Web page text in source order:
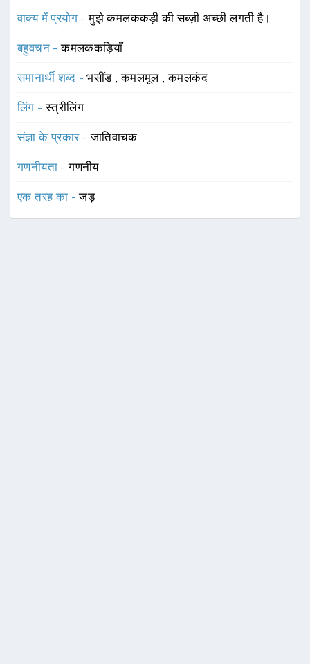
वाक्य में प्रयोग -मुझे कमलककड़ी की सब्ज़ी अच्छी लगती है।
बहुवचन -कमलककड़ियाँ
समानार्थी शब्द -भसींड ,कमलमूल ,कमलकंद
लिंग -स्त्रीलिंग
संज्ञा के प्रकार -जातिवाचक
गणनीयता -गणनीय
एक तरह का -जड़